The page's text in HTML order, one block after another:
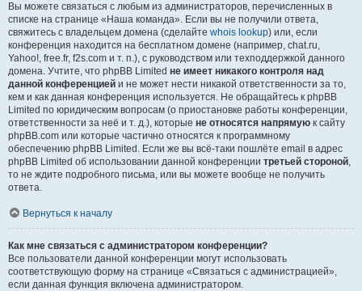
Вы можете связаться с любым из администраторов, перечисленных в
списке на странице «Наша команда». Если вы не получили ответа,
свяжитесь с владельцем домена (сделайте whois lookup) или, если
конференция находится на бесплатном домене (например, chat.ru,
Yahoo!, free.fr, f2s.com и т. п.), с руководством или техподдержкой данного
домена. Учтите, что phpBB Limited не имеет никакого контроля над
данной конференцией и не может нести никакой ответственности за то,
кем и как данная конференция используется. Не обращайтесь к phpBB
Limited по юридическим вопросам (о приостановке работы конференции,
ответственности за неё и т. д.), которые не относятся напрямую к сайту
phpBB.com или которые частично относятся к программному
обеспечению phpBB Limited. Если же вы всё-таки пошлёте email в адрес
phpBB Limited об использовании данной конференции третьей стороной,
то не ждите подробного письма, или вы можете вообще не получить
ответа.
Вернуться к началу
Как мне связаться с администратором конференции?
Все пользователи данной конференции могут использовать
соответствующую форму на странице «Связаться с администрацией»,
если данная функция включена администратором.